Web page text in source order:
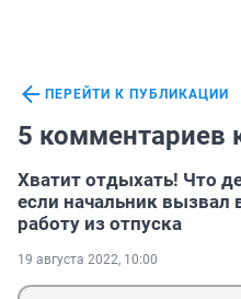
ПЕРЕЙТИ К ПУБЛИКАЦИИ
5 комментариев
Хватит отдыхать! Что
если начальник вызвал
работу из отпуска
19 августа 2022, 10:00